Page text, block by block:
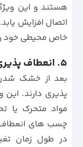
هستند و این
اتصال افزایش
خاص محیطی خود
۵. انعطاف پذیری
بعد از خشک
پذیری دارند.
مواد متحرک یا
چسب های انعطاف
در طول زمان